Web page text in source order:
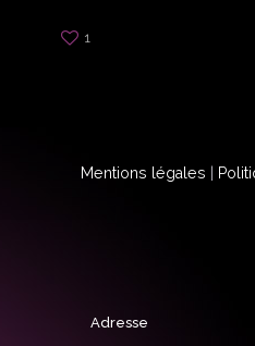
1
Mentions légales
Adresse